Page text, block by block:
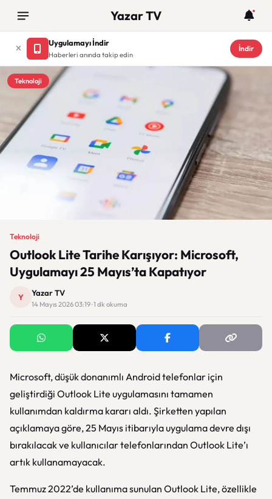
Yazar TV
Uygulamayı İndir
Haberleri anında takip edin
İndir
Teknoloji
Teknoloji
Outlook Lite Tarihe Karışıyor: Microsoft,
Uygulamayı 25 Mayıs’ta Kapatıyor
Y Yazar TV
14 Mayıs 2026 03:19 · 1 dk okuma
Microsoft, düşük donanımlı Android telefonlar için
geliştirdiği Outlook Lite uygulamasını tamamen
kullanımdan kaldırma kararı aldı. Şirketten yapılan
açıklamaya göre, 25 Mayıs itibarıyla uygulama devre dışı
bırakılacak ve kullanıcılar telefonlarından Outlook Lite’ı
artık kullanamayacak.
Temmuz 2022’de kullanıma sunulan Outlook Lite, özellikle